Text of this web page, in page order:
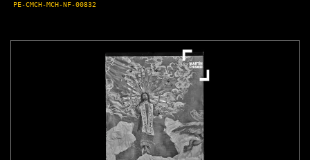
PE-CMCH-MCH-NF-00832